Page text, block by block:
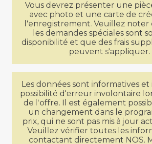
Vous devrez présenter une
avec photo et une carte de
l'enregistrement. Veuillez
les demandes spéciales sont
disponibilité et que des frais
peuvent s'appliquer.
Les données sont informatives et
possibilité d'erreur involontaire
de l'offre. Il est également
un changement dans le
prix, qui ne sont pas mis à jour
Veuillez vérifier toutes les
contactant directement NOS.